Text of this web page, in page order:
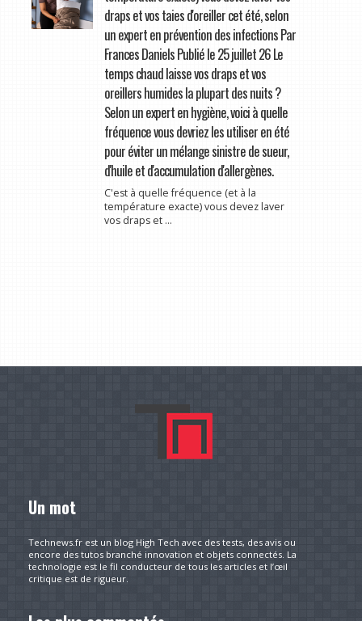
draps et vos taies d'oreiller cet été, selon
un expert en prévention des infections Par
Frances Daniels Publié le 25 juillet 26 Le
temps chaud laisse vos draps et vos
oreillers humides la plupart des nuits ?
Selon un expert en hygiène, voici à quelle
fréquence vous devriez les utiliser en été
pour éviter un mélange sinistre de sueur,
d'huile et d'accumulation d'allergènes.
C'est à quelle fréquence (et à la
température exacte) vous devez laver
vos draps et ...
Un mot
Technews.fr est un blog High Tech avec des tests, des avis ou
encore des tutos branché innovation et objets connectés. La
technologie est le fil conducteur de tous les articles et l’œil
critique est de rigueur.